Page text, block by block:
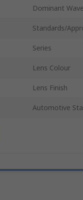
Dominant
Standards/
Series
Lens Colour
Lens Finish
Automotive